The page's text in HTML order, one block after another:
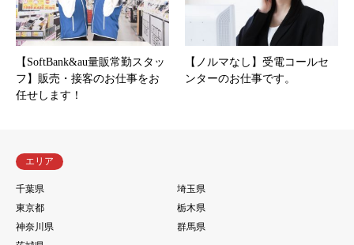
【SoftBank&au量販常勤スタッ
フ】販売・接客のお仕事をお
任せします！
【ノルマなし】受電コールセ
ンターのお仕事です。
エリア
千葉県
埼玉県
東京都
栃木県
神奈川県
群馬県